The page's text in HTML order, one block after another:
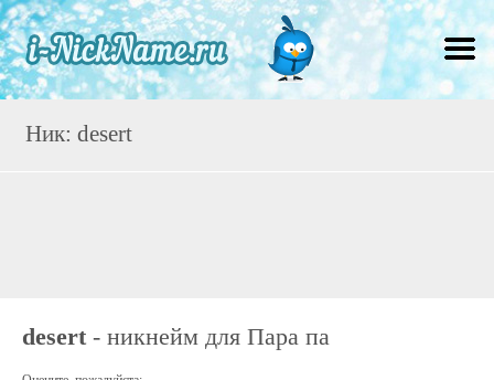
Ник: desert
desert - никнейм для Пара па